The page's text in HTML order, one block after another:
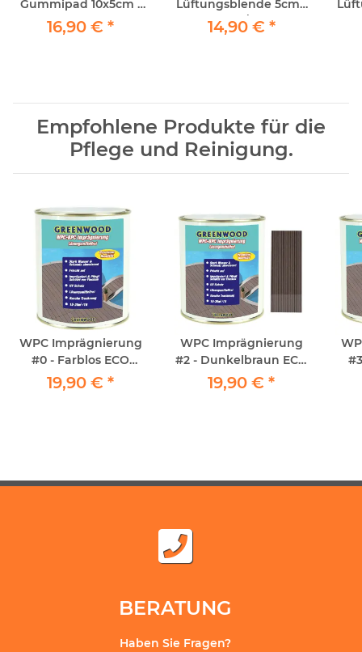
Gummipad 10x5cm -
70Stück
16,90 € *
Lüftungsblende 5cm /
schwarz / 250cm
14,90 € *
Empfohlene Produkte für die
Pflege und Reinigung.
WPC Imprägnierung
#0 - Farblos ECO
750ml
19,90 € *
WPC Imprägnierung
#2 - Dunkelbraun ECO
750ml
19,90 € *
BERATUNG
Haben Sie Fragen?